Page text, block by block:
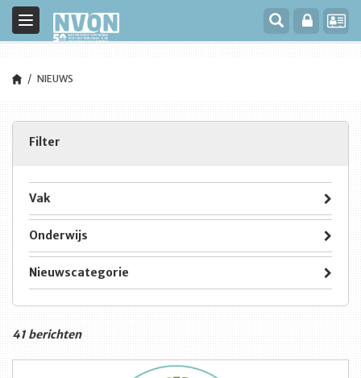
Toggle
navigation
NIEUWS
Filter
Vak
Onderwijs
Nieuwscategorie
41 berichten